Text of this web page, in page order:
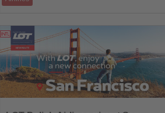
Nordamerika, Brasilien und Afrika
21.11.2025